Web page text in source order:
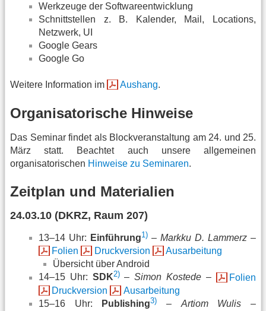
Werkzeuge der Softwareentwicklung
Schnittstellen z. B. Kalender, Mail, Locations,
Netzwerk, UI
Google Gears
Google Go
Weitere Information im Aushang.
Organisatorische Hinweise
Das Seminar findet als Blockveranstaltung am 24. und 25.
März statt. Beachtet auch unsere allgemeinen
organisatorischen Hinweise zu Seminaren.
Zeitplan und Materialien
24.03.10 (DKRZ, Raum 207)
13–14 Uhr: Einführung1) – Markku D. Lammerz –
Folien
Druckversion
Ausarbeitung
Übersicht über Android
14–15 Uhr: SDK2)–Simon Kostede –
Folien
Druckversion
Ausarbeitung
15–16 Uhr:
Publishing3) – Artiom Wulis –